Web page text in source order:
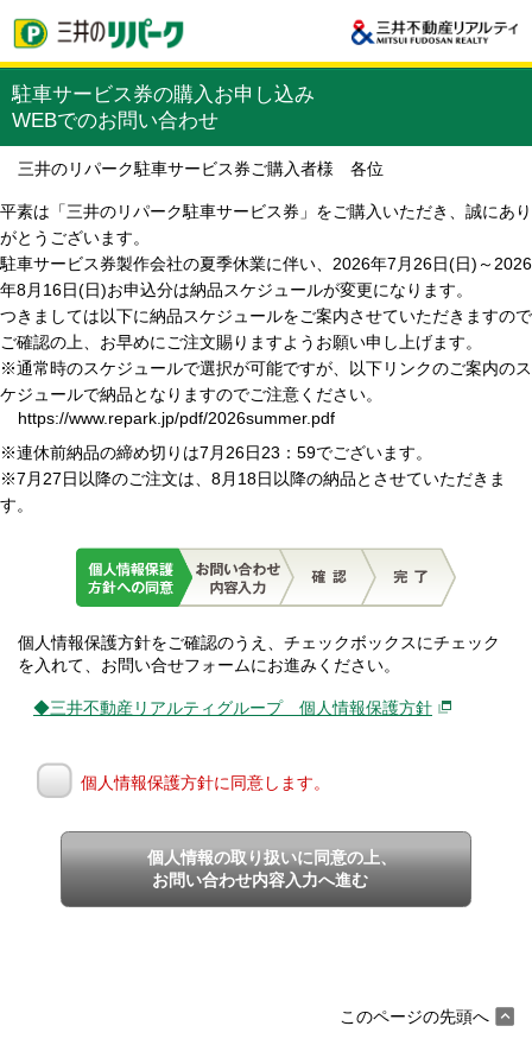
駐車サービス券の購入お申し込み
WEBでのお問い合わせ
三井のリパーク駐車サービス券ご購入者様 各位
平素は「三井のリパーク駐車サービス券」をご購入いただき、誠にあり
がとうございます。
駐車サービス券製作会社の夏季休業に伴い、2026年7月26日(日)～2026
年8月16日(日)お申込分は納品スケジュールが変更になります。
つきましては以下に納品スケジュールをご案内させていただきますので
ご確認の上、お早めにご注文賜りますようお願い申し上げます。
※通常時のスケジュールで選択が可能ですが、以下リンクのご案内のス
ケジュールで納品となりますのでご注意ください。
https://www.repark.jp/pdf/2026summer.pdf
※連休前納品の締め切りは7月26日23：59でございます。
※7月27日以降のご注文は、8月18日以降の納品とさせていただきま
す。
個人情報保護方針をご確認のうえ、チェックボックスにチェック
を入れて、お問い合せフォームにお進みください。
◆三井不動産リアルティグループ 個人情報保護方針
個人情報保護方針に同意します。
個人情報の取り扱いに同意の上、
お問い合わせ内容入力へ進む
このページの先頭へ